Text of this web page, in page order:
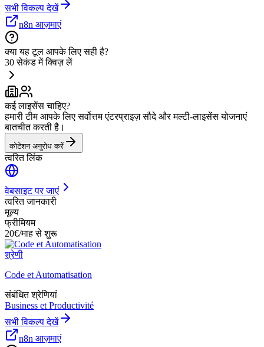
सभी विकल्प देखें
n8n आज़माएं
क्या यह टूल आपके लिए सही है?
30 सेकंड में क्विज़ लें
कई लाइसेंस चाहिए?
हमारी टीम आपके लिए सर्वोत्तम एंटरप्राइज़ सौदे और मल्टी-लाइसेंस योजनाएं
बातचीत करती है।
कोटेशन अनुरोध करें
त्वरित लिंक
वेबसाइट पर जाएं
त्वरित जानकारी
मूल्य
फ्रीमियम
20€/माह से शुरू
श्रेणी
Code et Automatisation
संबंधित श्रेणियां
Business et Productivité
सभी विकल्प देखें
n8n आज़माएं